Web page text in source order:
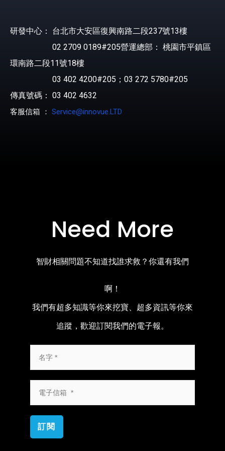
研發中心： 台北市大安區復興南路二段237號13樓
02 2709 0189#205營運總部： 桃園市平鎮區
環南路二段11號18樓
03 402 4200#205；03 272 5780#205
傳真號碼： 03 402 4632
客服信箱 ： Service@innovue.LTD
Need More
智財相關問題不知道找誰求救？你還有我們
啊！
我們有超多知識等你來挖寶、超多資訊等你來
追蹤，歡迎訂閱我們的電子報。
訂閱